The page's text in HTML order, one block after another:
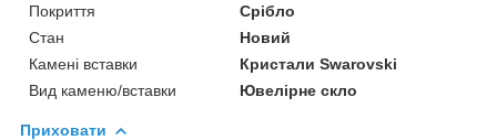
Покриття
Срібло
Стан
Новий
Камені вставки
Кристали Swarovski
Вид каменю/вставки
Ювелірне скло
Приховати